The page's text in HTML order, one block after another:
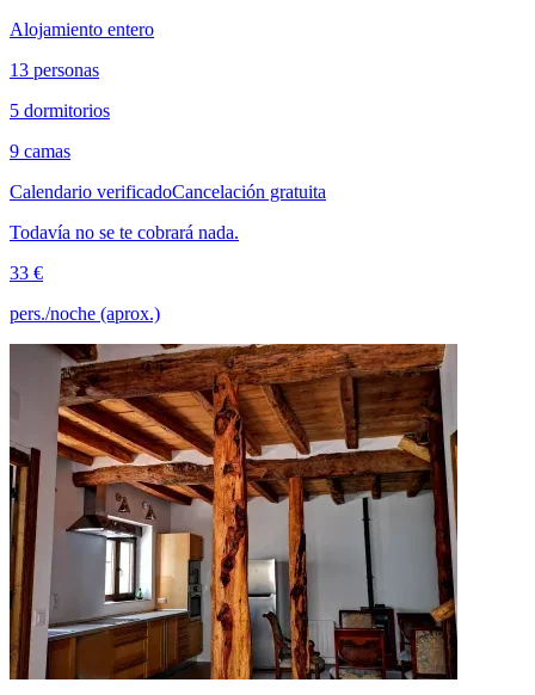
Alojamiento entero
13 personas
5 dormitorios
9 camas
Calendario verificadoCancelación gratuita
Todavía no se te cobrará nada.
33 €
pers./noche (aprox.)